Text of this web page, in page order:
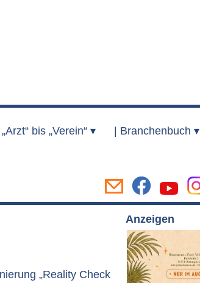
bis „Verein“ ▾ Branchenbuch ▾
„Reality Check
Anzeigen